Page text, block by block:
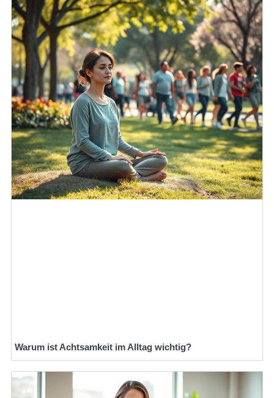
Warum ist Achtsamkeit im Alltag wichtig?